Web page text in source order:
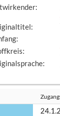
:
:
:
:
: